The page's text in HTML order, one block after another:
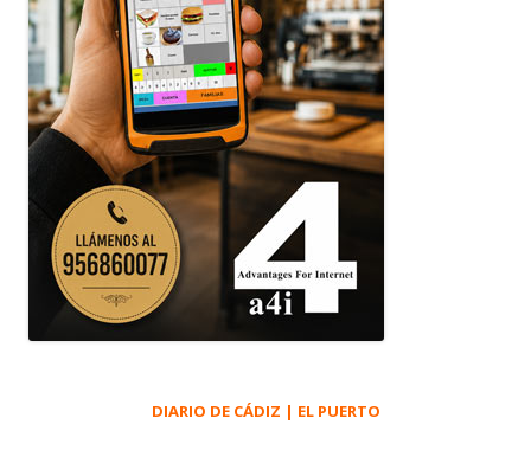
DIARIO DE CÁDIZ | EL PUERTO